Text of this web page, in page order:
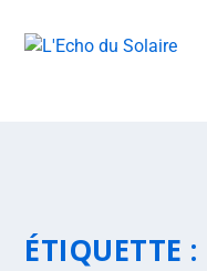
ÉTIQUETTE :